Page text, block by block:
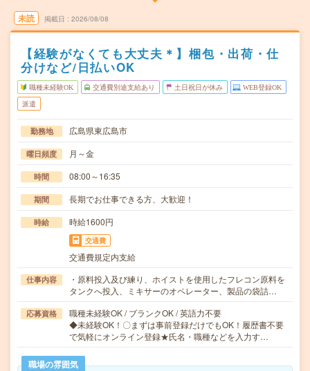
未読 掲載日 2026/08/08
【経験がなくても大丈夫＊】梱包・出荷・仕
分けなど/日払いOK
職種未経験OK 交通費別途支給あり 土日祝日が休み WEB登録OK
派遣
勤務地 広島県東広島市
曜日頻度 月～金
時間 08:00～16:35
期間 長期でお仕事できる方、大歓迎！
時給 時給1600円
交通費
交通費規定内支給
仕事内容
・原料投入及び練り、ホイストを使用したフレコン原料を
タンクへ投入、ミキサーのオペレーター、製品の袋詰…
応募資格
職種未経験OK / ブランクOK / 英語力不要
◆未経験OK！〇まずは事前登録だけでもOK！履歴書不要
で気軽にオンライン登録★氏名・職種などを入力す…
職場の雰囲気